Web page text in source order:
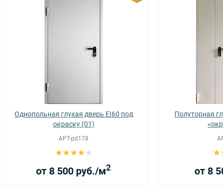
Однопольная глухая дверь EI60 под
окраску (01)
АРТ-pd178
от 8 500 руб./м2
Полуторная
от 8